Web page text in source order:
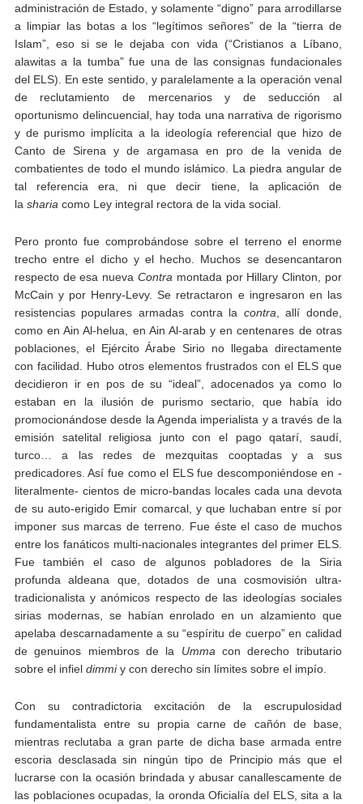
administración de Estado, y solamente “digno” para arrodillarse
a limpiar las botas a los “legítimos señores” de la “tierra de
Islam”, eso si se le dejaba con vida (“Cristianos a Líbano,
alawitas a la tumba” fue una de las consignas fundacionales
del ELS). En este sentido, y paralelamente a la operación venal
de reclutamiento de mercenarios y de seducción al
oportunismo delincuencial, hay toda una narrativa de rigorismo
y de purismo implícita a la ideología referencial que hizo de
Canto de Sirena y de argamasa en pro de la venida de
combatientes de todo el mundo islámico. La piedra angular de
tal referencia era, ni que decir tiene, la aplicación de
la sharia como Ley integral rectora de la vida social.
Pero pronto fue comprobándose sobre el terreno el enorme
trecho entre el dicho y el hecho. Muchos se desencantaron
respecto de esa nueva Contra montada por Hillary Clinton, por
McCain y por Henry-Levy. Se retractaron e ingresaron en las
resistencias populares armadas contra la contra , allí donde,
como en Ain Al-helua, en Ain Al-arab y en centenares de otras
poblaciones, el Ejército Árabe Sirio no llegaba directamente
con facilidad. Hubo otros elementos frustrados con el ELS que
decidieron ir en pos de su “ideal”, adocenados ya como lo
estaban en la ilusión de purismo sectario, que había ido
promocionándose desde la Agenda imperialista y a través de la
emisión satelital religiosa junto con el pago qatarí, saudí,
turco… a las redes de mezquitas cooptadas y a sus
predicadores. Así fue como el ELS fue descomponiéndose en -
literalmente- cientos de micro-bandas locales cada una devota
de su auto-erigido Emir comarcal, y que luchaban entre sí por
imponer sus marcas de terreno. Fue éste el caso de muchos
entre los fanáticos multi-nacionales integrantes del primer ELS.
Fue también el caso de algunos pobladores de la Siria
profunda aldeana que, dotados de una cosmovisión ultra-
tradicionalista y anómicos respecto de las ideologías sociales
sirias modernas, se habían enrolado en un alzamiento que
apelaba descarnadamente a su “espíritu de cuerpo” en calidad
de genuinos miembros de la Umma con derecho tributario
sobre el infiel dimmiy con derecho sin límites sobre el impío.
Con su contradictoria excitación de la escrupulosidad
fundamentalista entre su propia carne de cañón de base,
mientras reclutaba a gran parte de dicha base armada entre
escoria desclasada sin ningún tipo de Principio más que el
lucrarse con la ocasión brindada y abusar canallescamente de
las poblaciones ocupadas, la oronda Oficialía del ELS, sita a la